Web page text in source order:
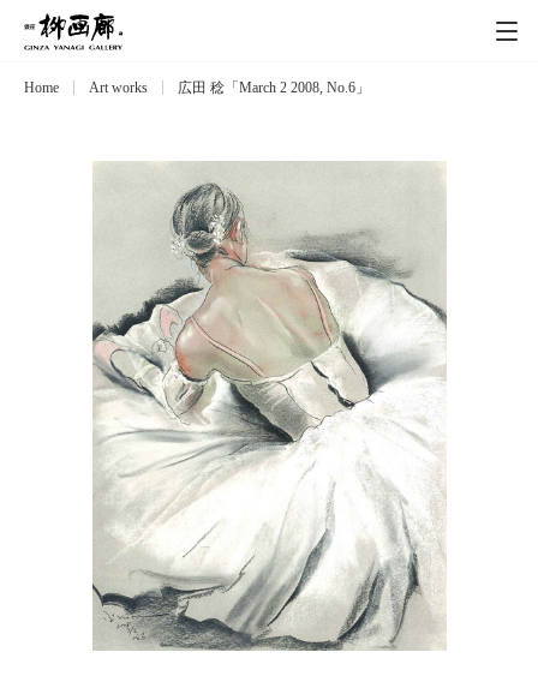
Exhibitions
Art works 作品一覧
カタログ
Schedule スケジュール
会社案内
Home Art works 広田 稔「March 2 2008, No.6」